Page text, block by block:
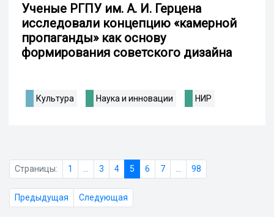
Ученые РГПУ им. А. И. Герцена
исследовали концепцию «камерной
пропаганды» как основу
формирования советского дизайна
Культура Наука и инновации НИР
Страницы: 1 3 4 5 6 7 98
Предыдущая Следующая